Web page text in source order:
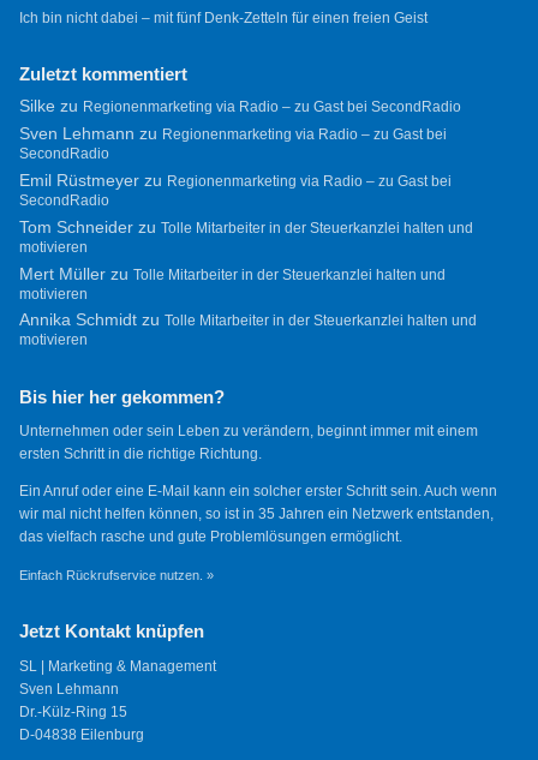
Ich bin nicht dabei – mit fünf Denk-Zetteln für einen freien Geist
Zuletzt kommentiert
Silkezu Regionenmarketing via Radio – zu Gast bei SecondRadio
Sven Lehmann zu Regionenmarketing via Radio – zu Gast bei
SecondRadio
Emil Rüstmeyerzu Regionenmarketing via Radio – zu Gast bei
SecondRadio
Tom Schneiderzu Tolle Mitarbeiter in der Steuerkanzlei halten und
motivieren
Mert Müllerzu Tolle Mitarbeiter in der Steuerkanzlei halten und
motivieren
Annika Schmidtzu Tolle Mitarbeiter in der Steuerkanzlei halten und
motivieren
Bis hier her gekommen?
Unternehmen oder sein Leben zu verändern, beginnt immer mit einem
ersten Schritt in die richtige Richtung.
Ein Anruf oder eine E-Mail kann ein solcher erster Schritt sein. Auch wenn
wir mal nicht helfen können, so ist in 35 Jahren ein Netzwerk entstanden,
das vielfach rasche und gute Problemlösungen ermöglicht.
Einfach Rückrufservice nutzen. »
Jetzt Kontakt knüpfen
SL | Marketing & Management
Sven Lehmann
Dr.-Külz-Ring 15
D-04838 Eilenburg